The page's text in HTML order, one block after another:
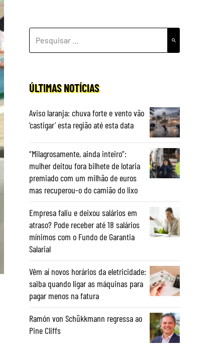
POR:
ÚLTIMAS NOTÍCIAS
Aviso laranja: chuva forte e vento vão
‘castigar’ esta região até esta data
“Milagrosamente, ainda inteiro”:
mulher deitou fora bilhete de lotaria
premiado com um milhão de euros
mas recuperou-o do camião do lixo
Empresa faliu e deixou salários em
atraso? Pode receber até 18 salários
mínimos com o Fundo de Garantia
Salarial
Vêm aí novos horários da eletricidade:
saiba quando ligar as máquinas para
pagar menos na fatura
Ramón von Schükkmann regressa ao
Pine Cliffs